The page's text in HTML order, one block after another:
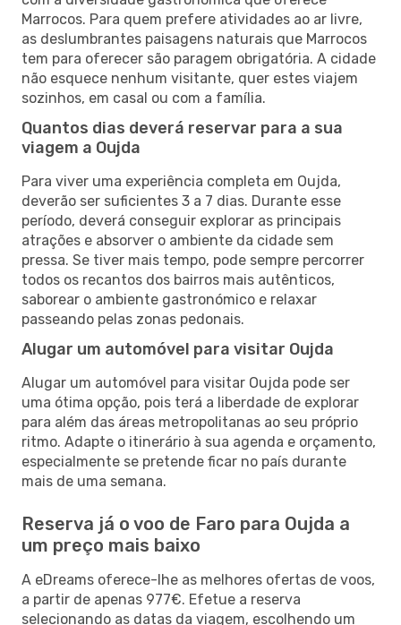
Marrocos. Para quem prefere atividades ao ar livre,
as deslumbrantes paisagens naturais que Marrocos
tem para oferecer são paragem obrigatória. A cidade
não esquece nenhum visitante, quer estes viajem
sozinhos, em casal ou com a família.
Quantos dias deverá reservar para a sua
viagem a Oujda
Para viver uma experiência completa em Oujda,
deverão ser suficientes 3 a 7 dias. Durante esse
período, deverá conseguir explorar as principais
atrações e absorver o ambiente da cidade sem
pressa. Se tiver mais tempo, pode sempre percorrer
todos os recantos dos bairros mais autênticos,
saborear o ambiente gastronómico e relaxar
passeando pelas zonas pedonais.
Alugar um automóvel para visitar Oujda
Alugar um automóvel para visitar Oujda pode ser
uma ótima opção, pois terá a liberdade de explorar
para além das áreas metropolitanas ao seu próprio
ritmo. Adapte o itinerário à sua agenda e orçamento,
especialmente se pretende ficar no país durante
mais de uma semana.
Reserva já o voo de Faro para Oujda a
um preço mais baixo
A eDreams oferece-lhe as melhores ofertas de voos,
a partir de apenas 977€. Efetue a reserva
selecionando as datas da viagem, escolhendo um